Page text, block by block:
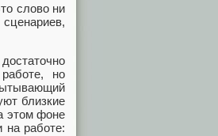
слово ни
но
близкие
этом фоне
на работе: